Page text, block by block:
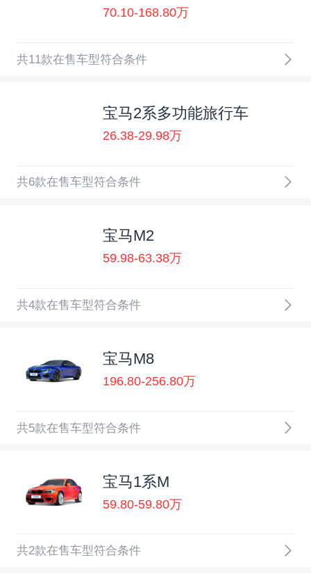
70.10-168.80万
共11款在售车型符合条件
宝马2系多功能旅行车
26.38-29.98万
共6款在售车型符合条件
宝马M2
59.98-63.38万
共4款在售车型符合条件
宝马M8
196.80-256.80万
共5款在售车型符合条件
宝马1系M
59.80-59.80万
共2款在售车型符合条件